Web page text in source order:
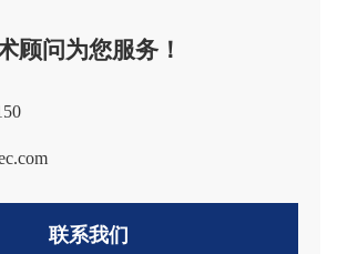
顾问为您服务！
联系我们